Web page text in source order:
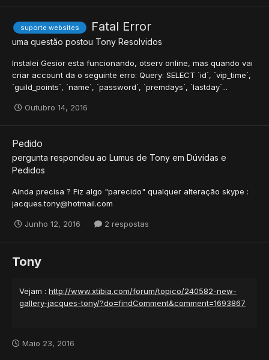
suporte websites Fatal Error
uma questão postou Tony Resolvidos
Instalei Gesior esta funcionando, otserv online, mas quando vai
criar account da o seguinte erro: Query: SELECT `id`, `vip_time`,
`guild_points`, `name`, `password`, `premdays`, `lastday`...
Outubro 14, 2016
Pedido
pergunta respondeu ao Lumus de Tony em Dúvidas e
Pedidos
Ainda precisa ? Fiz algo "parecido" qualquer alteração skype :
jacques.tony@hotmail.com
Junho 12, 2016 2 respostas
Tony
Vejam : http://www.xtibia.com/forum/topico/240582-new-
gallery-jacques-tony/?do=findComment&comment=1693867
Maio 23, 2016